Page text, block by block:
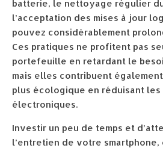
batterie, le nettoyage régulier
l’acceptation des mises à jour
pouvez considérablement
Ces pratiques ne profitent pas
portefeuille en retardant le
mais elles contribuent
plus écologique en réduisant
électroniques.
Investir un peu de temps et
l’entretien de votre smartphone,